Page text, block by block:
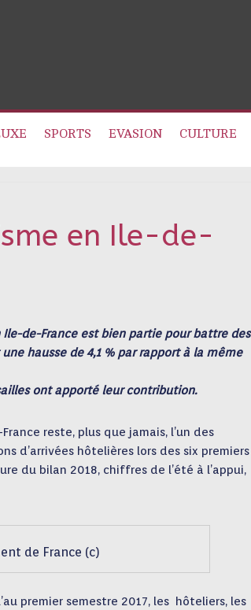
SPORTS EVASION CULTURE
en Ile-de-
de-France est bien partie pour battre des
hausse de 4,1 % par rapport à la même
ont apporté leur contribution.
reste, plus que jamais, l’un des
d’arrivées hôtelières lors des six premiers
du bilan 2018, chiffres de l’été à l’appui,
de France (c)
premier semestre 2017, les hôteliers, les